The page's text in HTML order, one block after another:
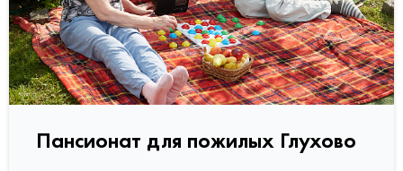
Пансионат для пожилых Глухово